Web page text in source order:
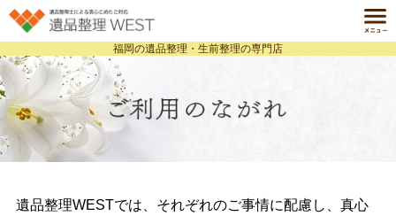
福岡の遺品整理・生前整理の専門店
遺品整理WESTでは、それぞれのご事情に配慮し、真心
ホーム
遺品整理とは
ABOUT
PRICE